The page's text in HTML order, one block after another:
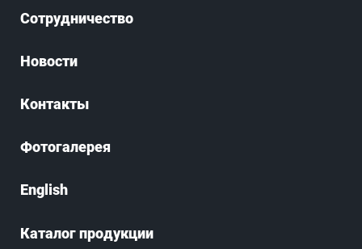
Сотрудничество
Новости
Контакты
Фотогалерея
English
Каталог продукции